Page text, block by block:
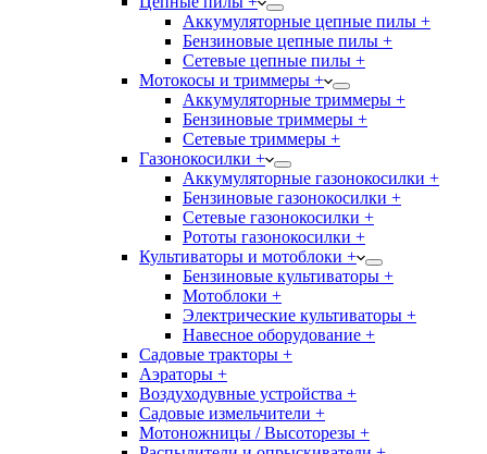
Аккумуляторные цепные пилы +
Бензиновые цепные пилы +
Сетевые цепные пилы +
Мотокосы и триммеры +
Аккумуляторные триммеры +
Бензиновые триммеры +
Сетевые триммеры +
Газонокосилки +
Аккумуляторные газонокосилки +
Бензиновые газонокосилки +
Сетевые газонокосилки +
Рототы газонокосилки +
Культиваторы и мотоблоки +
Бензиновые культиваторы +
Мотоблоки +
Электрические культиваторы +
Навесное оборудование +
Садовые тракторы +
Аэраторы +
Воздуходувные устройства +
Садовые измельчители +
Мотоножницы / Высоторезы +